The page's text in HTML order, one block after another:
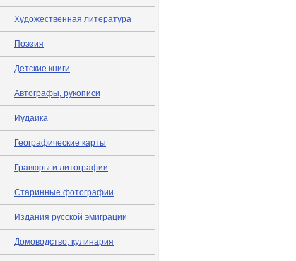
Художественная литература
Поэзия
Детские книги
Автографы, рукописи
Иудаика
Географические карты
Гравюры и литографии
Старинные фотографии
Издания русской эмиграции
Домоводство, кулинария